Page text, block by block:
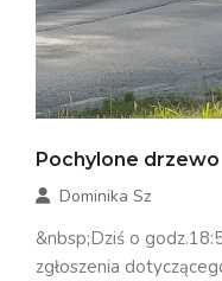
Pochylone drzewo
Dominika Sz
&nbsp;Dziś o
zgłoszenia